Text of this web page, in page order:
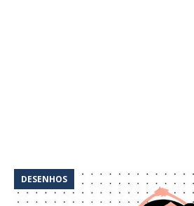
DESENHOS